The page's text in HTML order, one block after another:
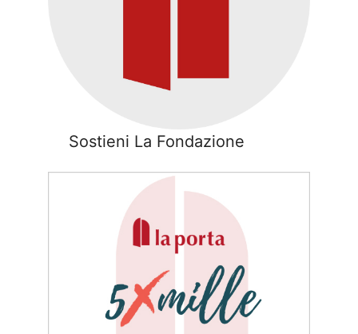
Sostieni La Fondazione